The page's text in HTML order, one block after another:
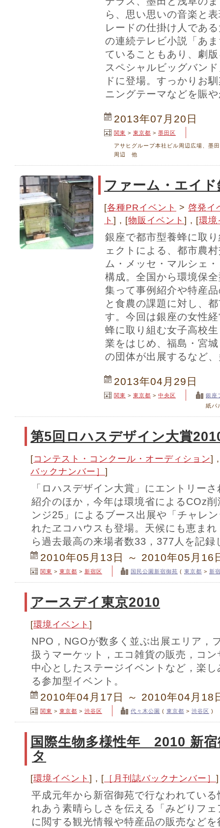
ら、思い思いの音楽と
レードの仕掛け人であ
の連続テレビ小説「あ
ていることもあり、劇
スペシャルビッグバン
ドに登場。すっかりお
ニングテーマなどを賑
2013年07月20日
関東 > 東京都 > 墨田区
アサヒグループ本社ビル周辺広場、墨
周辺 他
ファーム・エイ
[各種PRイベント > 啓発イ
ト ] , [物販イベント ] , [環境
銀座で都市型養蜂に取
ェクトによる、都市農
ム・メッセ・マルシェ
構成。全国から環境保
集って事例紹介や特産
と食農の課題に対し、
す。今回は銀座の女性
蜂に取り組む女子高校
業をはじめ、福島・宮
の団体が出展するなど
2013年04月29日
関東 > 東京都 > 中央区
銀座
紙パ
第5回ロハスデザイン大賞
[コンテスト・コンクール・オーディション]
バックナンバー］ ]
「ロハスデザイン大賞」にエントリー
紹介のほか，今年は環境省によるCOz
ンジ25」によるブース出展や「チャレ
れたヱコハウスも登場。天候にも恵ま
ら過去最高の来場者数33，377人を記録
2010年05月13日 ～ 2010年05月16
関東 > 東京都 > 新宿区 国民公園新宿御苑 ( 東京都 > 新
アースデイ東京2010
[環境イベント ]
NPO，NGOが数多く並ぶ出展エリア，
扱うマーケット，エコ雑貨の販売，コ
中心としたステージイベントなど，楽
る参加型イベント。
2010年04月17日 ～ 2010年04月18
関東 > 東京都 > 渋谷区 代々木公園 ( 東京都 > 渋谷区 )
国際生物多様性年 2010 新
タ
[環境イベント ] , [ ［月刊誌バックナンバー］ ]
平成元年から新宿御苑で行なわれてい
れあう素晴らしさを伝える「みどりフ
に閲する観光情報や特産品の販売など